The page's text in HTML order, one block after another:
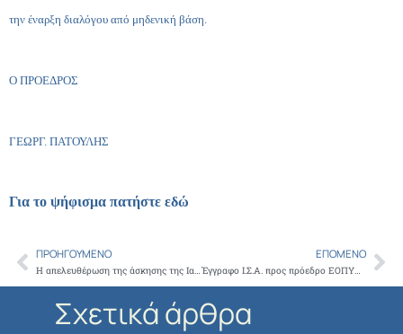
την έναρξη διαλόγου από μηδενική βάση.
O ΠΡΟΕΔΡΟΣ
ΓΕΩΡΓ. ΠΑΤΟΥΛΗΣ
Για το ψήφισμα πατήστε εδώ
Prev
ΠΡΟΗΓΟΎΜΕΝΟ
Η απελευθέρωση της άσκησης της Ιατρικής με τις ευλογίες του αφερέγγυου κ. Λοβέρδου. Εγκύκλιος Αρ.Πρ. Υ3β/Γ.Π.οικ. 120760/4-11-2011
ΕΠΌΜΕΝΟ
Έγγραφο Ι.Σ.Α. προς πρόεδρο ΕΟΠΥΥ: Εδώ και Τώρα αναστείλετε την λειτουργία του ΕΟΠΥΥ
Σχετικά άρθρα